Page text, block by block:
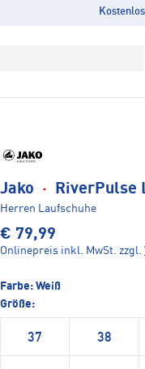
Jako · RiverPulse
Herren Laufschuhe
€ 79,99
Onlinepreis inkl. MwSt. zzgl.
Farbe: Weiß
Größe:
37 38